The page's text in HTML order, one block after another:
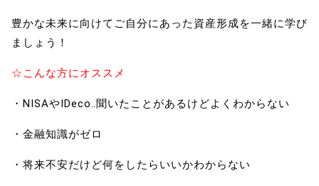
豊かな未来に向けてご自分にあった資産形成を一緒に学び
ましょう！
☆こんな方にオススメ
・NISAやIDeco‥聞いたことがあるけどよくわからない
・金融知識がゼロ
・将来不安だけど何をしたらいいかわからない